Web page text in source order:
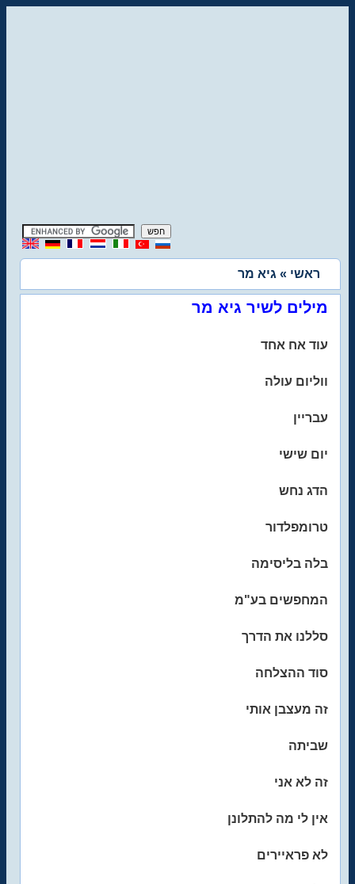
ראשי » גיא מר
מילים לשיר גיא מר
עוד אח אחד
ווליום עולה
עבריין
יום שישי
הדג נחש
טרומפלדור
בלה בליסימה
המחפשים בע"מ
סללנו את הדרך
סוד ההצלחה
זה מעצבן אותי
שביתה
זה לא אני
אין לי מה להתלונן
לא פראיירים